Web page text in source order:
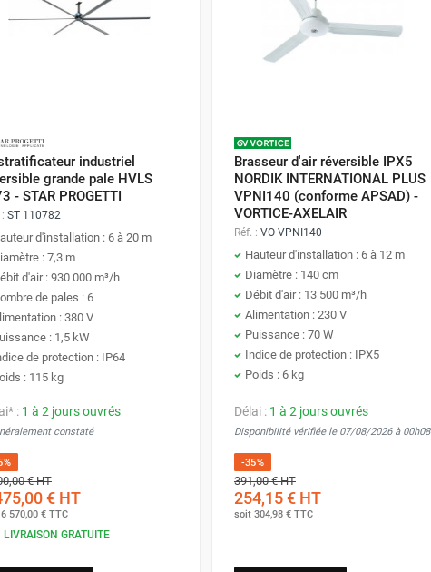
industriel
grande pale HVLS
- STAR PROGETTI
ST 110782
d'installation : 6 à 20 m
: 7,3 m
d'air : 930 000 m³/h
de pales : 6
: 380 V
: 1,5 kW
de protection : IP64
: 115 kg
: 1 à 2 jours ouvrés
constaté
€HT
€ HT
6 570,00 € TTC
LIVRAISON GRATUITE
Brasseur d'air réversible IPX5
NORDIK INTERNATIONAL PLUS
VPNI140 (conforme APSAD) -
VORTICE-AXELAIR
Réf. : VO VPNI140
Hauteur d'installation : 6 à 12 m
Diamètre : 140 cm
Débit d'air : 13 500 m³/h
Alimentation : 230 V
Puissance : 70 W
Indice de protection : IPX5
Poids : 6 kg
Délai : 1 à 2 jours ouvrés
Disponibilité vérifiée le 07/08/2026 à 00h08
-35%
391,00 €HT
254,15 €HT
soit 304,98 €TTC